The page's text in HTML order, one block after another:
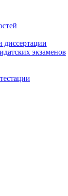
диссертации
экзаменов